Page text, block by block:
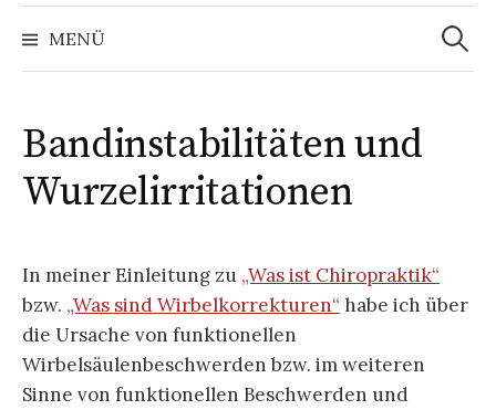
MENÜ
Suchen
nach:
Bandinstabilitäten und
Wurzelirritationen
In meiner Einleitung zu „Was ist Chiropraktik“
bzw. „Was sind Wirbelkorrekturen“ habe ich über
die Ursache von funktionellen
Wirbelsäulenbeschwerden bzw. im weiteren
Sinne von funktionellen Beschwerden und